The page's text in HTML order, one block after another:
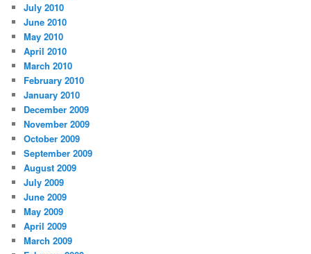
July 2010
June 2010
May 2010
April 2010
March 2010
February 2010
January 2010
December 2009
November 2009
October 2009
September 2009
August 2009
July 2009
June 2009
May 2009
April 2009
March 2009